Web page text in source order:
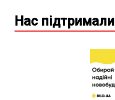
Нас підтримали